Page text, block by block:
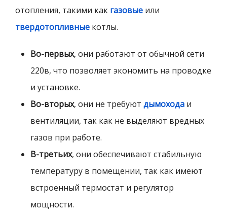
отопления, такими как газовые или
твердотопливные котлы.
Во-первых, они работают от обычной сети
220в, что позволяет экономить на проводке
и установке.
Во-вторых, они не требуют дымохода и
вентиляции, так как не выделяют вредных
газов при работе.
В-третьих, они обеспечивают стабильную
температуру в помещении, так как имеют
встроенный термостат и регулятор
мощности.